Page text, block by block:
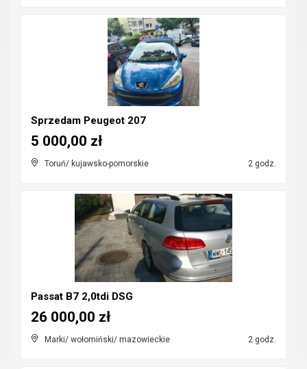
Sprzedam Peugeot 207
Toruń/ kujawsko-pomorskie 2 godz.
5 000,00 zł
Passat B7 2,0tdi DSG
Marki/ wołomiński/ mazowieckie 2 godz.
26 000,00 zł